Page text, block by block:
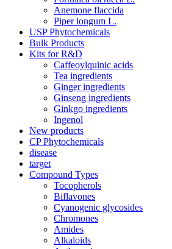
Anemone flaccida
Piper longum L.
USP Phytochemicals
Bulk Products
Kits for R&D
Caffeoylquinic acids
Tea ingredients
Ginger ingredients
Ginseng ingredients
Ginkgo ingredients
Ingenol
New products
CP Phytochemicals
disease
target
Compound Types
Tocopherols
Biflavones
Cyanogenic glycosides
Chromones
Amides
Alkaloids